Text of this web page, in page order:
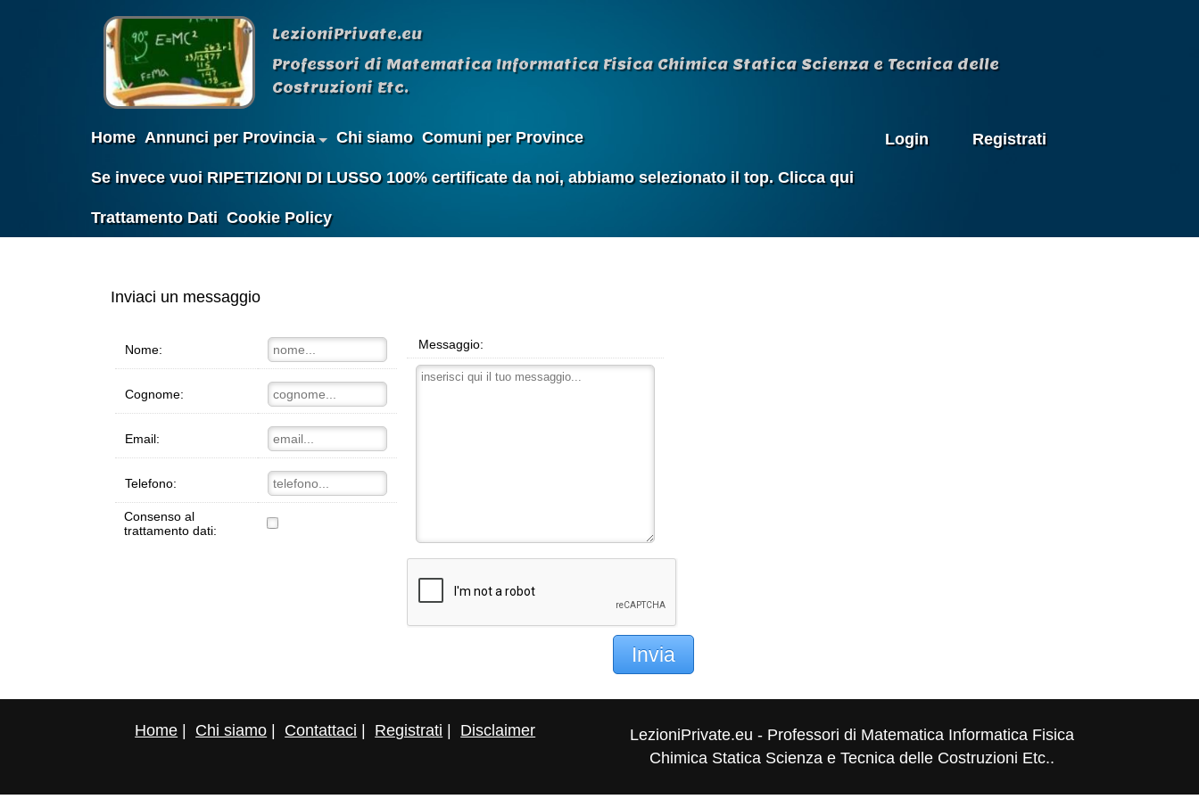
LezioniPrivate.eu
Professori di Matematica Informatica Fisica Chimica Statica Scienza e Tecnica delle
Costruzioni Etc.
Home Annunci per Provincia Chi siamo Comuni per Province
Se invece vuoi RIPETIZIONI DI LUSSO 100% certificate da noi, abbiamo selezionato il top. Clicca qui
Trattamento Dati Cookie Policy
Login Registrati
Inviaci un messaggio
Nome:
Cognome:
Email:
Telefono:
Consenso al
trattamento dati:
Messaggio:
Invia
Home Chi siamo Contattaci Registrati Disclaimer
LezioniPrivate.eu - Professori di Matematica Informatica Fisica
Chimica Statica Scienza e Tecnica delle Costruzioni Etc..